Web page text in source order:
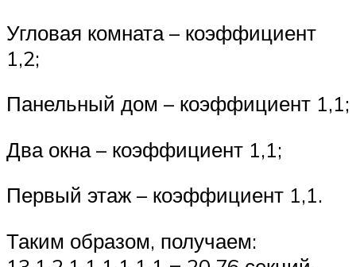
Угловая комната – коэффициент
1,2;
Панельный дом – коэффициент 1,1;
Два окна – коэффициент 1,1;
Первый этаж – коэффициент 1,1.
Таким образом, получаем: